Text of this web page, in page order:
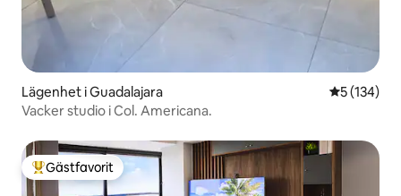
Lägenhet i Guadalajara 5 av 5 i
5 (134)
Vacker studio i Col. Americana.
Populär gästfavorit
Gästfavorit